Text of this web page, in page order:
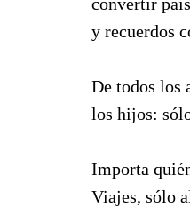
y recuerdos
De todos los
los hijos:
Importa
Viajes, sólo